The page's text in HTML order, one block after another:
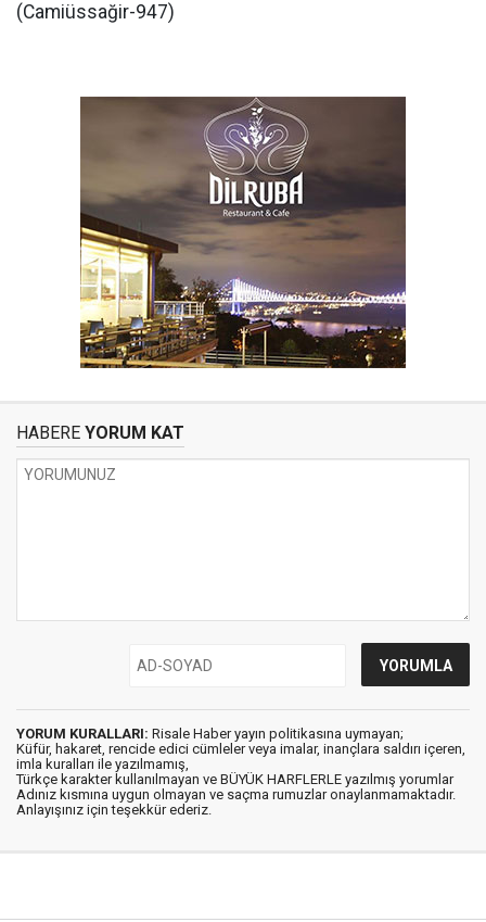
(Camiüssağir-947)
HABERE YORUM KAT
YORUM KURALLARI: Risale Haber yayın politikasına uymayan;
Küfür, hakaret, rencide edici cümleler veya imalar, inançlara saldırı içeren,
imla kuralları ile yazılmamış,
Türkçe karakter kullanılmayan ve BÜYÜK HARFLERLE yazılmış yorumlar
Adınız kısmına uygun olmayan ve saçma rumuzlar onaylanmamaktadır.
Anlayışınız için teşekkür ederiz.